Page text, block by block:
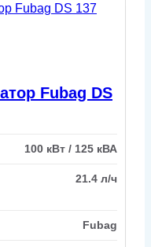
Fubag DS
100 кВт / 125 кВА
21.4 л/ч
Fubag